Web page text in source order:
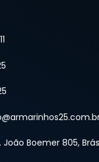
João Boemer 805,